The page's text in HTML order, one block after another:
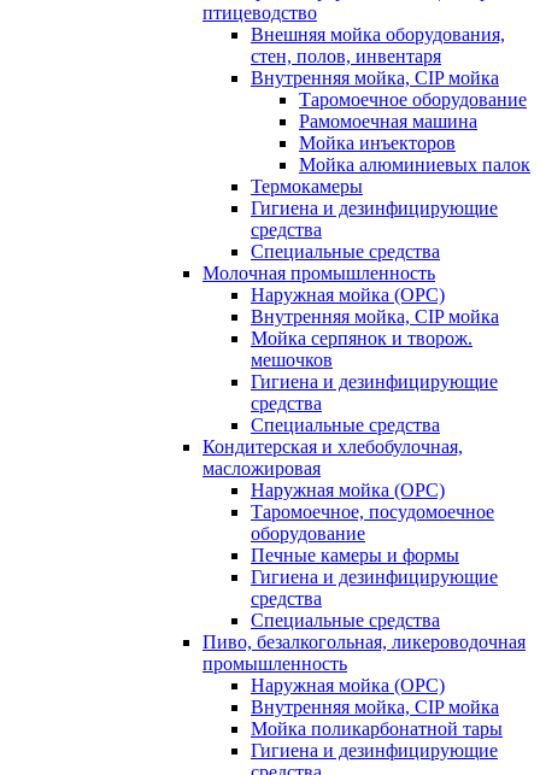
птицеводство
Внешняя мойка оборудования,
стен, полов, инвентаря
Внутренняя мойка, CIP мойка
Таромоечное оборудование
Рамомоечная машина
Мойка инъекторов
Мойка алюминиевых палок
Термокамеры
Гигиена и дезинфицирующие
средства
Специальные средства
Молочная промышленность
Наружная мойка (ОРС)
Внутренняя мойка, CIP мойка
Мойка серпянок и творож.
мешочков
Гигиена и дезинфицирующие
средства
Специальные средства
Кондитерская и хлебобулочная,
масложировая
Наружная мойка (ОРС)
Таромоечное, посудомоечное
оборудование
Печные камеры и формы
Гигиена и дезинфицирующие
средства
Специальные средства
Пиво, безалкогольная, ликероводочная
промышленность
Наружная мойка (ОРС)
Внутренняя мойка, CIP мойка
Мойка поликарбонатной тары
Гигиена и дезинфицирующие